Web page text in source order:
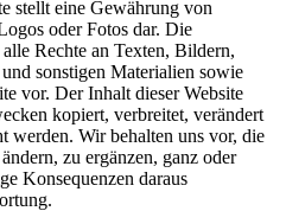
stellt eine Gewährung von
oder Fotos dar. Die
Rechte an Texten, Bildern,
sonstigen Materialien sowie
vor. Der Inhalt dieser Website
kopiert, verbreitet, verändert
werden. Wir behalten uns vor, die
zu ergänzen, ganz oder
Konsequenzen daraus